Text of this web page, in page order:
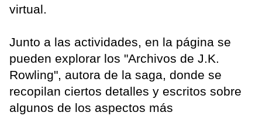
virtual.
Junto a las actividades, en la página se
pueden explorar los "Archivos de J.K.
Rowling", autora de la saga, donde se
recopilan ciertos detalles y escritos sobre
algunos de los aspectos más